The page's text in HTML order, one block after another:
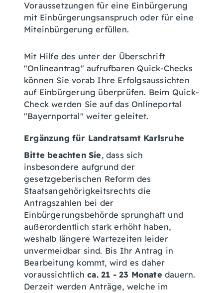
Voraussetzungen für eine Einbürgerung
mit Einbürgerungsanspruch oder für eine
Miteinbürgerung erfüllen.
Mit Hilfe des unter der Überschrift
"Onlineantrag" aufrufbaren Quick-Checks
können Sie vorab Ihre Erfolgsaussichten
auf Einbürgerung überprüfen. Beim Quick-
Check werden Sie auf das Onlineportal
"Bayernportal" weiter geleitet.
Ergänzung für Landratsamt Karlsruhe
Bitte beachten Sie, dass sich
insbesondere aufgrund der
gesetzgeberischen Reform des
Staatsangehörigkeitsrechts die
Antragszahlen bei der
Einbürgerungsbehörde sprunghaft und
außerordentlich stark erhöht haben,
weshalb längere Wartezeiten leider
unvermeidbar sind. Bis Ihr Antrag in
Bearbeitung kommt, wird es daher
voraussichtlichca. 21 - 23 Monatedauern.
Derzeit werden Anträge, welche im